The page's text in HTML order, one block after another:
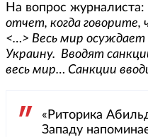
На вопрос журналиста:
отчет, когда
<…> Весь мир
Украину. Вводят
весь мир… Санкции
«Риторика
Западу